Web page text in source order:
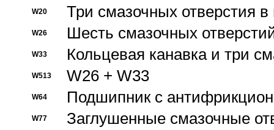
W20 Три смазочных отверстия
W26 Шесть смазочных
W33 Кольцевая канавка и три
W513 W26 + W33
W64 Подшипник с
W77 Заглушенные смазочные